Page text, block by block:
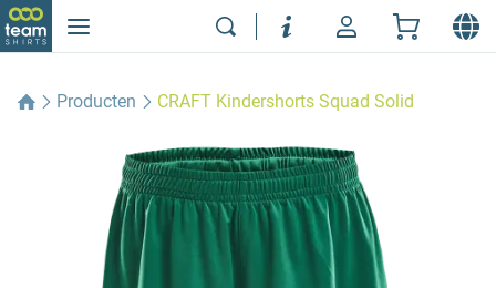
Producten CRAFT Kindershorts Squad Solid